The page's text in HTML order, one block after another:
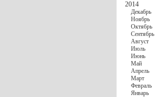
2014
Декабрь
Ноябрь
Октябрь
Сентябрь
Август
Июль
Июнь
Май
Апрель
Март
Февраль
Январь